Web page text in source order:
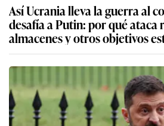
Así Ucrania lleva la guerra al
desafía a Putin: por qué ataca
almacenes y otros objetivos